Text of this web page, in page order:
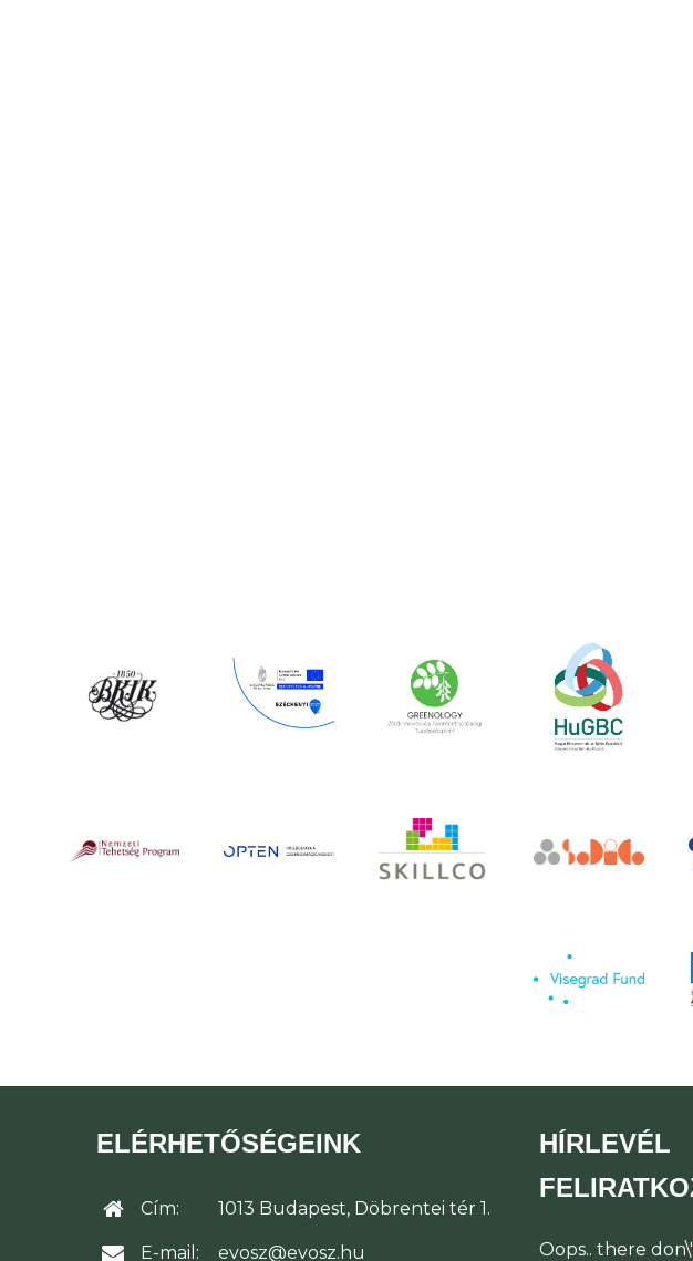
ELÉRHETŐSÉGEINK
Cím: 1013 Budapest, Döbrentei tér 1.
E-mail: evosz@evosz.hu
HÍRLEVÉL
Oops.. there